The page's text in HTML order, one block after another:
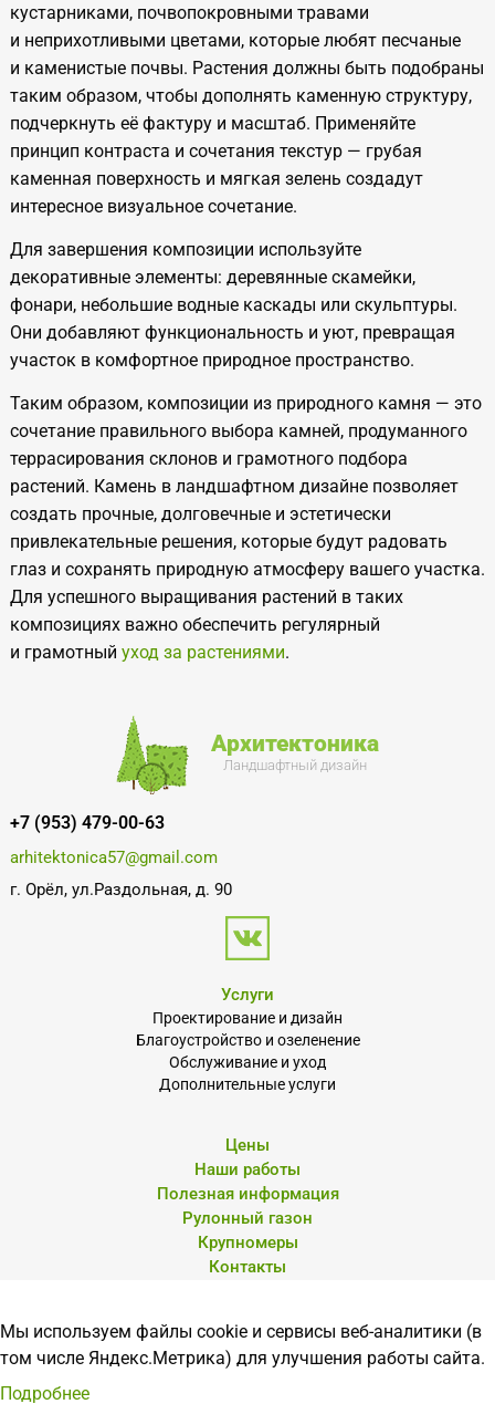
кустарниками, почвопокровными травами
и неприхотливыми цветами, которые любят песчаные
и каменистые почвы. Растения должны быть подобраны
таким образом, чтобы дополнять каменную структуру,
подчеркнуть её фактуру и масштаб. Применяйте
принцип контраста и сочетания текстур — грубая
каменная поверхность и мягкая зелень создадут
интересное визуальное сочетание.
Для завершения композиции используйте
декоративные элементы: деревянные скамейки,
фонари, небольшие водные каскады или скульптуры.
Они добавляют функциональность и уют, превращая
участок в комфортное природное пространство.
Таким образом, композиции из природного камня — это
сочетание правильного выбора камней, продуманного
террасирования склонов и грамотного подбора
растений. Камень в ландшафтном дизайне позволяет
создать прочные, долговечные и эстетически
привлекательные решения, которые будут радовать
глаз и сохранять природную атмосферу вашего участка.
Для успешного выращивания растений в таких
композициях важно обеспечить регулярный
и грамотный уход за растениями.
Архитектоника
Ландшафтный дизайн
+7 (953) 479-00-63
arhitektonica57@gmail.com
г. Орёл, ул.Раздольная, д. 90
Услуги
Проектирование и дизайн
Благоустройство и озеленение
Обслуживание и уход
Дополнительные услуги
Цены
Наши работы
Полезная информация
Рулонный газон
Крупномеры
Контакты
© Архитектоника 57». 2026 г.
Мы используем файлы cookie и сервисы веб-аналитики (в
том числе Яндекс.Метрика) для улучшения работы сайта.
Подробнее